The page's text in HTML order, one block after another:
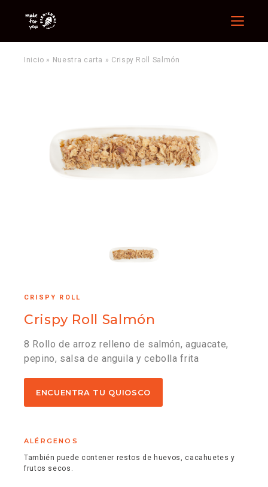
Menu
Inicio » Nuestra carta » Crispy Roll Salmón
CRISPY ROLL
Crispy Roll Salmón
8 Rollo de arroz relleno de salmón, aguacate,
pepino, salsa de anguila y cebolla frita
ENCUENTRA TU QUIOSCO
ALÉRGENOS
También puede contener restos de huevos, cacahuetes y
frutos secos.